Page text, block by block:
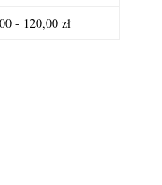
- 120,00 zł